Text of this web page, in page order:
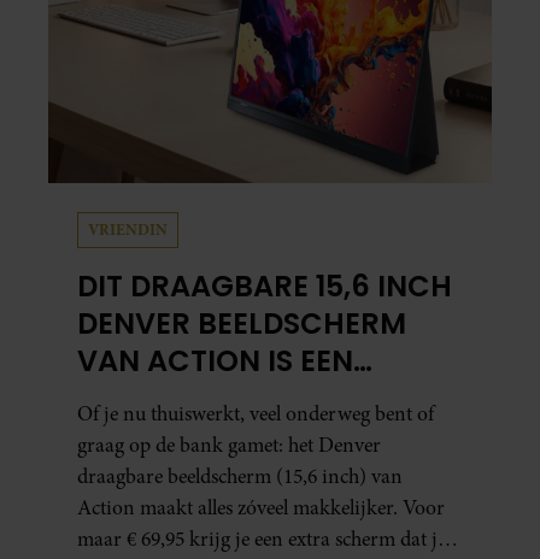
VRIENDIN
DIT DRAAGBARE 15,6 INCH
DENVER BEELDSCHERM
VAN ACTION IS EEN
GAMECHANGER VOOR
THUISWERKERS ÉN BINGE-
WATCHERS
Of je nu thuiswerkt, veel onderweg bent of
graag op de bank gamet: het Denver
draagbare beeldscherm (15,6 inch) van
Action maakt alles zóveel makkelijker. Voor
maar € 69,95 krijg je een extra scherm dat je